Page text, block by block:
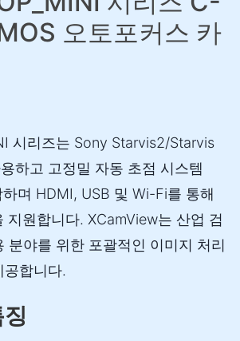
오토포커스 카
시리즈는 Sony Starvis2/Starvis
하고 고정밀 자동 초점 시스템
며 HDMI, USB 및 Wi-Fi를 통해
지원합니다. XCamView는 산업 검
분야를 위한 포괄적인 이미지 처리
공합니다.